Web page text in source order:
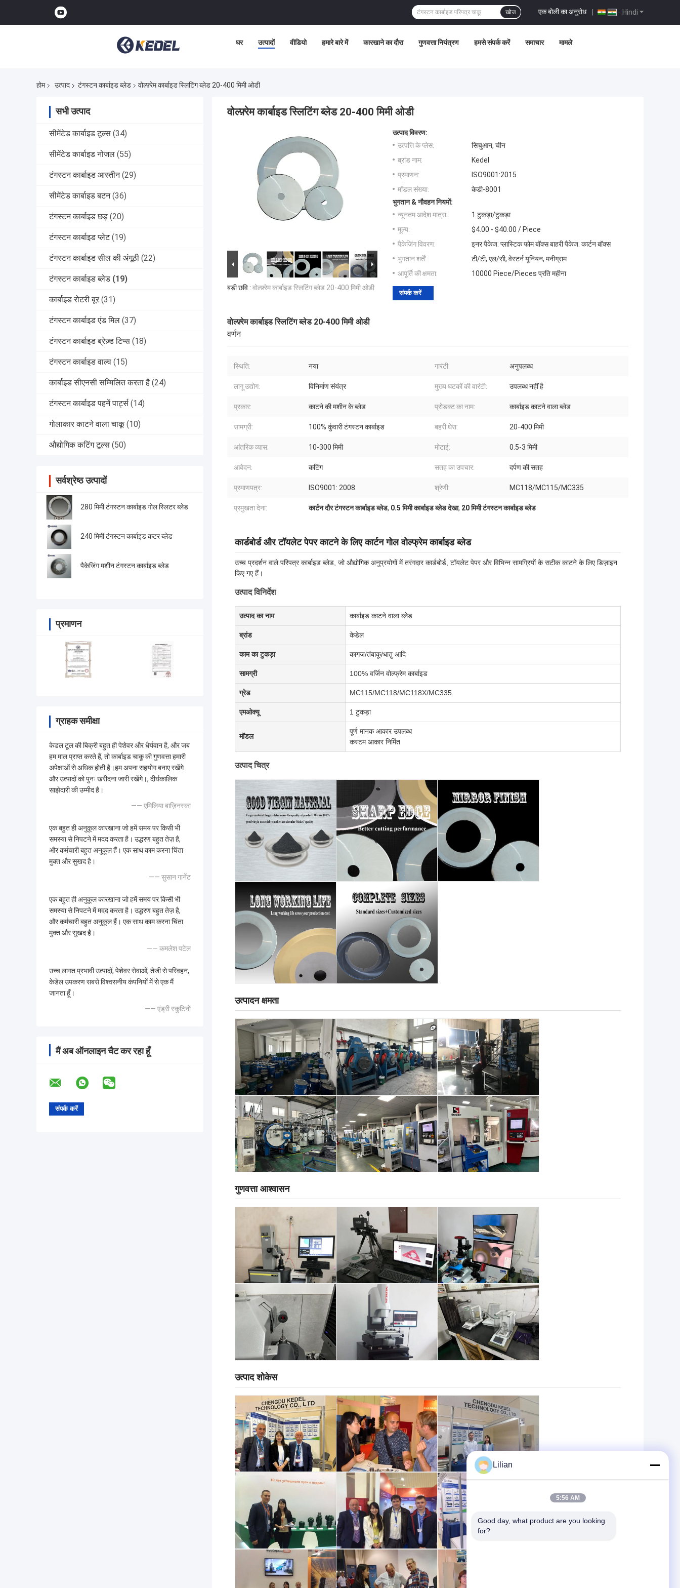
Hindi
एक बोली का अनुरोध |
खोज
घर उत्पादों वीडियो हमारे बारे में कारखाने का दौरा गुणवत्ता नियंत्रण हमसे संपर्क करें समाचार मामले
होम उत्पाद टंगस्टन कार्बाइड ब्लेड वोल्फ़्रेम कार्बाइड स्लिटिंग ब्लेड 20-400 मिमी ओडी
सभी उत्पाद
सीमेंटेड कार्बाइड टूल्स (34)
सीमेंटेड कार्बाइड नोजल (55)
टंगस्टन कार्बाइड आस्तीन (29)
सीमेंटेड कार्बाइड बटन (36)
टंगस्टन कार्बाइड छड़ (20)
टंगस्टन कार्बाइड प्लेट (19)
टंगस्टन कार्बाइड सील की अंगूठी (22)
टंगस्टन कार्बाइड ब्लेड (19)
कार्बाइड रोटरी बूर (31)
टंगस्टन कार्बाइड एंड मिल (37)
टंगस्टन कार्बाइड ब्रेज़्ड टिप्स (18)
टंगस्टन कार्बाइड वाल्व (15)
कार्बाइड सीएनसी सम्मिलित करता है (24)
टंगस्टन कार्बाइड पहनें पार्ट्स (14)
गोलाकार काटने वाला चाकू (10)
औद्योगिक कटिंग टूल्स (50)
सर्वश्रेष्ठ उत्पादों
280 मिमी टंगस्टन कार्बाइड गोल स्लिटर ब्लेड
240 मिमी टंगस्टन कार्बाइड कटर ब्लेड
पैकेजिंग मशीन टंगस्टन कार्बाइड ब्लेड
प्रमाणन
ग्राहक समीक्षा
केडल टूल की बिक्री बहुत ही पेशेवर और धैर्यवान है, और जब
हम माल प्राप्त करते हैं, तो कार्बाइड चाकू की गुणवत्ता हमारी
अपेक्षाओं से अधिक होती है।हम अपना सहयोग बनाए रखेंगे
और उत्पादों को पुनः खरीदना जारी रखेंगे।, दीर्घकालिक
साझेदारी की उम्मीद है।
—— एमिलिया बाज़िनस्का
एक बहुत ही अनुकूल कारखाना जो हमें समय पर किसी भी
समस्या से निपटने में मदद करता है। उद्धरण बहुत तेज़ है,
और कर्मचारी बहुत अनुकूल हैं। एक साथ काम करना चिंता
मुक्त और सुखद है।
—— सुसान गार्नेट
एक बहुत ही अनुकूल कारखाना जो हमें समय पर किसी भी
समस्या से निपटने में मदद करता है। उद्धरण बहुत तेज़ है,
और कर्मचारी बहुत अनुकूल हैं। एक साथ काम करना चिंता
मुक्त और सुखद है।
—— कमलेश पटेल
उच्च लागत प्रभावी उत्पादों, पेशेवर सेवाओं, तेजी से परिवहन,
केडेल उपकरण सबसे विश्वसनीय कंपनियों में से एक मैं
जानता हूँ।
—— एंड्री स्कुटिनो
मैं अब ऑनलाइन चैट कर रहा हूँ
वोल्फ़्रेम कार्बाइड स्लिटिंग ब्लेड 20-400 मिमी ओडी
बड़ी छवि : वोल्फ़्रेम कार्बाइड स्लिटिंग ब्लेड 20-400 मिमी ओडी
उत्पाद विवरण:
उत्पत्ति के प्लेस:
सिचुआन, चीन
ब्रांड नाम:
Kedel
प्रमाणन:
ISO9001:2015
मॉडल संख्या:
केडी-8001
भुगतान & नौवहन नियमों:
न्यूनतम आदेश मात्रा:
1 टुकड़ा/टुकड़ा
मूल्य:
$4.00 - $40.00 / Piece
पैकेजिंग विवरण:
इनर पैकेज: प्लास्टिक फोम बॉक्स बाहरी पैकेज: कार्टन बॉक्स
भुगतान शर्तें:
टी/टी, एल/सी, वेस्टर्न यूनियन, मनीग्राम
आपूर्ति की क्षमता:
10000 Piece/Pieces प्रति महीना
संपर्क करें
वोल्फ़्रेम कार्बाइड स्लिटिंग ब्लेड 20-400 मिमी ओडी
वर्णन
स्थिति: नया गारंटी: अनुपलब्ध
लागू उद्योग: विनिर्माण संयंत्र मुख्य घटकों की वारंटी: उपलब्ध नहीं है
प्रकार: काटने की मशीन के ब्लेड प्रोडक्ट का नाम: कार्बाइड काटने वाला ब्लेड
सामग्री: 100% कुंवारी टंगस्टन कार्बाइड बहरी घेरा: 20-400 मिमी
आंतरिक व्यास: 10-300 मिमी मोटाई: 0.5-3 मिमी
आवेदन: कटिंग सतह का उपचार: दर्पण की सतह
प्रमाणपत्र: ISO9001: 2008 श्रेणी: MC118/MC115/MC335
प्रमुखता देना: कार्टन दौर टंगस्टन कार्बाइड ब्लेड, 0.5 मिमी कार्बाइड ब्लेड देखा, 20 मिमी टंगस्टन कार्बाइड ब्लेड
कार्डबोर्ड और टॉयलेट पेपर काटने के लिए कार्टन गोल वोल्फ्रेम कार्बाइड ब्लेड
उच्च प्रदर्शन वाले परिपत्र कार्बाइड ब्लेड, जो औद्योगिक अनुप्रयोगों में तरंगदार कार्डबोर्ड, टॉयलेट पेपर और विभिन्न सामग्रियों के सटीक काटने के लिए डिज़ाइन
किए गए हैं।
उत्पाद विनिर्देश
उत्पाद का नाम कार्बाइड काटने वाला ब्लेड
ब्रांड केडेल
काम का टुकड़ा कागज/तंबाकू/धातु आदि
सामग्री 100% वर्जिन वोल्फ्रेम कार्बाइड
ग्रेड MC115/MC118/MC118X/MC335
एमओक्यू 1 टुकड़ा
मॉडल
पूर्ण मानक आकार उपलब्ध
कस्टम आकार निर्मित
उत्पाद चित्र
उत्पादन क्षमता
गुणवत्ता आश्वासन
उत्पाद शोकेस
Lilian
5:56 AM
Good day, what product are you looking
for?